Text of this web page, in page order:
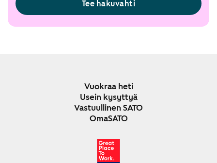
Tee hakuvahti
Vuokraa heti
Usein kysyttyä
Vastuullinen SATO
OmaSATO